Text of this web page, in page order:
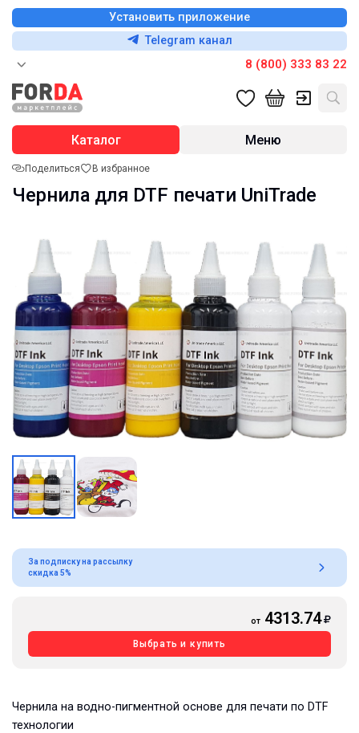
Установить приложение
Telegram канал
8 (800) 333 83 22
Каталог Меню
Поделиться В избранное
Чернила для DTF печати UniTrade
За подписку на рассылку
скидка 5%
от 4313.74
Выбрать и купить
Чернила на водно-пигментной основе для печати по DTF
технологии